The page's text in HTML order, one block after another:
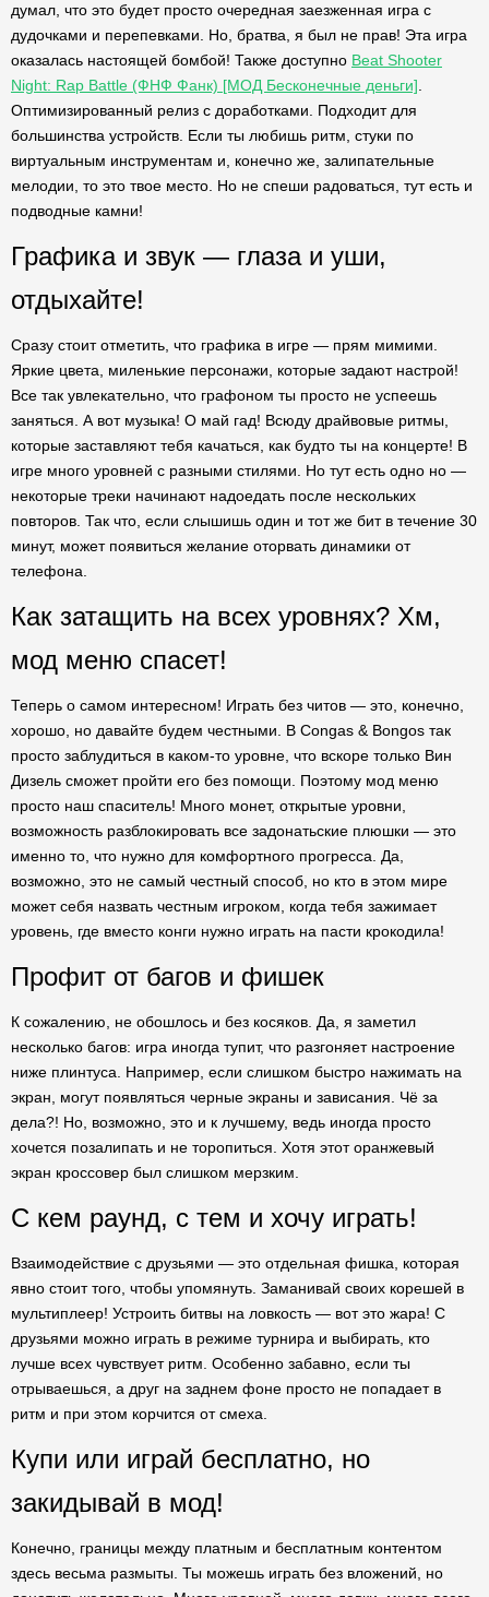
думал, что это будет просто очередная заезженная игра с
дудочками и перепевками. Но, братва, я был не прав! Эта игра
оказалась настоящей бомбой! Также доступно Beat Shooter
Night: Rap Battle (ФНФ Фанк) [МОД Бесконечные деньги]
Оптимизированный релиз с доработками. Подходит для
большинства устройств. Если ты любишь ритм, стуки по
виртуальным инструментам и, конечно же, залипательные
мелодии, то это твое место. Но не спеши радоваться, тут есть и
подводные камни!
Графика и звук — глаза и уши,
отдыхайте!
Сразу стоит отметить, что графика в игре — прям мимими.
Яркие цвета, миленькие персонажи, которые задают настрой!
Все так увлекательно, что графоном ты просто не успеешь
заняться. А вот музыка! О май гад! Всюду драйвовые ритмы,
которые заставляют тебя качаться, как будто ты на концерте! В
игре много уровней с разными стилями. Но тут есть одно но —
некоторые треки начинают надоедать после нескольких
повторов. Так что, если слышишь один и тот же бит в течение 30
минут, может появиться желание оторвать динамики от
телефона.
Как затащить на всех уровнях? Хм,
мод меню спасет!
Теперь о самом интересном! Играть без читов — это, конечно,
хорошо, но давайте будем честными. В Congas & Bongos так
просто заблудиться в каком-то уровне, что вскоре только Вин
Дизель сможет пройти его без помощи. Поэтому мод меню
просто наш спаситель! Много монет, открытые уровни,
возможность разблокировать все задонатьские плюшки — это
именно то, что нужно для комфортного прогресса. Да,
возможно, это не самый честный способ, но кто в этом мире
может себя назвать честным игроком, когда тебя зажимает
уровень, где вместо конги нужно играть на пасти крокодила!
Профит от багов и фишек
К сожалению, не обошлось и без косяков. Да, я заметил
несколько багов: игра иногда тупит, что разгоняет настроение
ниже плинтуса. Например, если слишком быстро нажимать на
экран, могут появляться черные экраны и зависания. Чё за
дела?! Но, возможно, это и к лучшему, ведь иногда просто
хочется позалипать и не торопиться. Хотя этот оранжевый
экран кроссовер был слишком мерзким.
С кем раунд, с тем и хочу играть!
Взаимодействие с друзьями — это отдельная фишка, которая
явно стоит того, чтобы упомянуть. Заманивай своих корешей в
мультиплеер! Устроить битвы на ловкость — вот это жара! С
друзьями можно играть в режиме турнира и выбирать, кто
лучше всех чувствует ритм. Особенно забавно, если ты
отрываешься, а друг на заднем фоне просто не попадает в
ритм и при этом корчится от смеха.
Купи или играй бесплатно, но
закидывай в мод!
Конечно, границы между платным и бесплатным контентом
здесь весьма размыты. Ты можешь играть без вложений, но